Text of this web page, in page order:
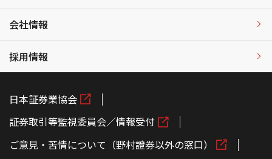
会社情報
採用情報
日本証券業協会
証券取引等監視委員会／情報受付
ご意見・苦情について（野村證券以外の窓口）